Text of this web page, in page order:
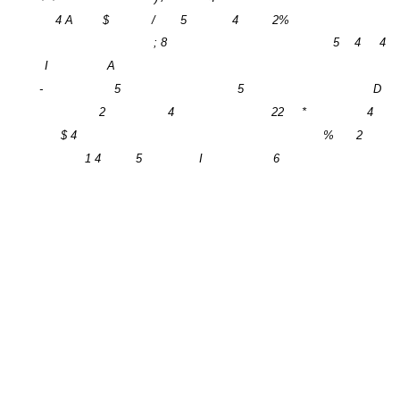
4 A
$ / 5 4
2%
; 8
5 4
4
I
A
-
5 5
D
2
4 22 *
4
$ 4
%
2
1 4
5 I 6